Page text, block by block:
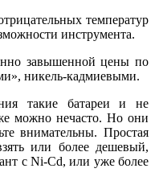
температур
инструмента.
завышенной цены по
никель-кадмиевыми.
такие батареи и не
можно нечасто. Но они
внимательны. Простая
или более дешевый,
с Ni-Сd, или уже более